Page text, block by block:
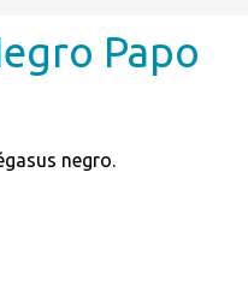
Papo
negro.